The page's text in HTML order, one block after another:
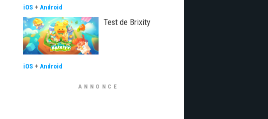
iOS + Android
Test de Brixity
iOS + Android
ANNONCE